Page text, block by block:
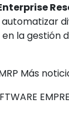
la
Más